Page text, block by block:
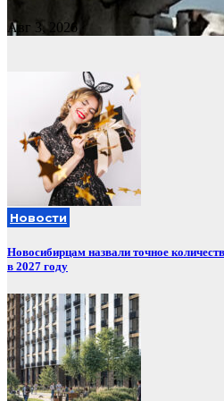
Авг 3, 2026
Новости
Новосибирцам назвали точное
в 2027 году